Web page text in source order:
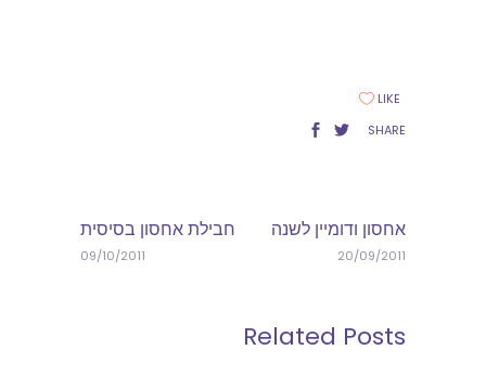
LIKE
SHARE
אחסון ודומיין לשנה
20/09/2011
חבילת אחסון בסיסית
09/10/2011
Related Posts